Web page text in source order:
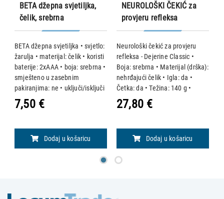
BETA džepna svjetiljka,
čelik, srebrna
BETA džepna svjetiljka • svjetlo:
žarulja • materijal: čelik • koristi
baterije: 2xAAA • boja: srebrna •
smješteno u zasebnim
pakiranjima: ne • uključi/isključi
koristeći: tipkalo
7,50 €
Dodaj u košaricu
NEUROLOŠKI ČEKIĆ za
provjeru refleksa
Dejerine Classic
Neurološki čekić za provjeru
refleksa - Dejerine Classic •
Boja: srebrna • Materijal (drška):
nehrđajući čelik • Igla: da •
Četka: da • Težina: 140 g •
Duljina: 22 cm • Bez lateksa
27,80 €
Dodaj u košaricu